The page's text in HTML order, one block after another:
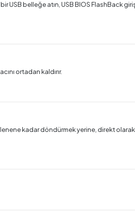
USB belleğe atın, USB BIOS FlashBack
ortadan kaldırır.
kadar döndürmek yerine, direkt